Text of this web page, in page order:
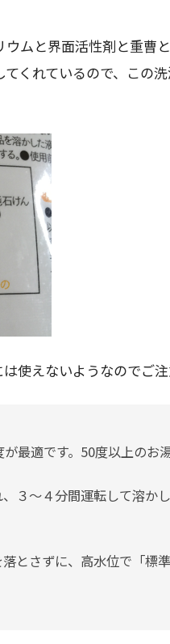
ムと界面活性剤と重曹
くれているので、この
使えないようなのでご注
最適です。50度以上のお
３～４分間運転して溶か
とさずに、高水位で「標